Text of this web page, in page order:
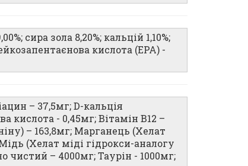
сира зола 8,20%; кальцій 1,10%;
кислота (EPA) -
– 37,5мг; D-кальція
кислота - 0,45мг; Вітамін B12 –
– 163,8мг; Марганець (Хелат
(Хелат міді гідрокси-аналогу
чистий – 4000мг; Таурін - 1000мг;